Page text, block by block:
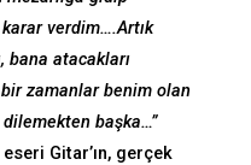
verdim….Artık
bana atacakları
zamanlar benim olan
dilemekten başka…”
Gitar’ın, gerçek